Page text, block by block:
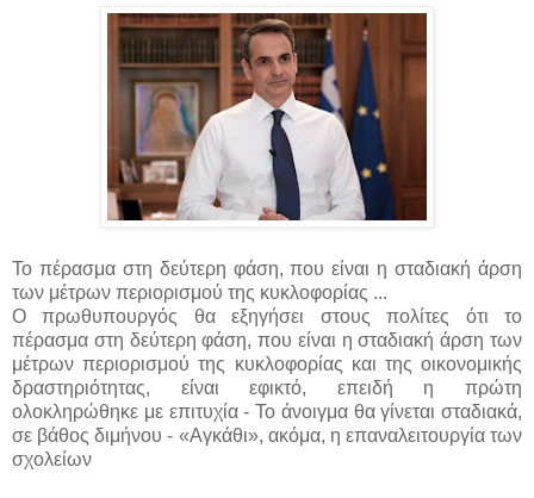
Το πέρασμα στη δεύτερη φάση, που είναι η σταδιακή άρση
των μέτρων περιορισμού της κυκλοφορίας ...
Ο πρωθυπουργός θα εξηγήσει στους πολίτες ότι το
πέρασμα στη δεύτερη φάση, που είναι η σταδιακή άρση των
μέτρων περιορισμού της κυκλοφορίας και της οικονομικής
δραστηριότητας, είναι εφικτό, επειδή η πρώτη
ολοκληρώθηκε με επιτυχία - Το άνοιγμα θα γίνεται σταδιακά,
σε βάθος διμήνου - «Αγκάθι», ακόμα, η επαναλειτουργία των
σχολείων